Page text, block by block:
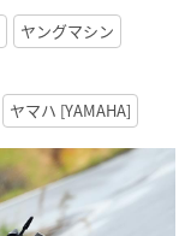
ヤングマシン
ヤマハ [YAMAHA]